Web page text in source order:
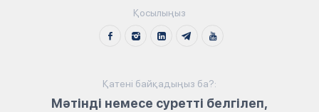
Қосылыңыз
Қатені байқадыңыз ба?:
Мәтінді немесе суретті белгілеп,